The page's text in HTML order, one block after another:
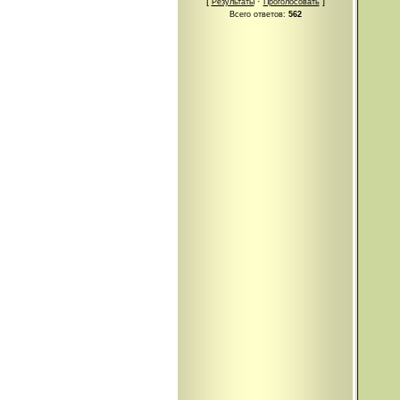
Результаты Проголосовать
Всего ответов: 562